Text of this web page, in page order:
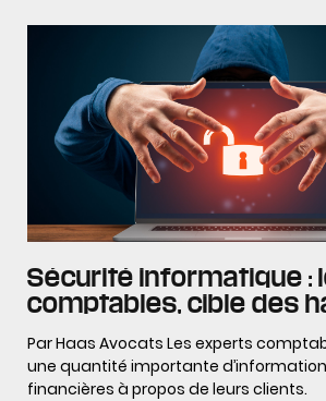
Sécurité informatique :
comptables, cible des
Par Haas Avocats Les experts
une quantité importante
financières à propos de leurs clients.